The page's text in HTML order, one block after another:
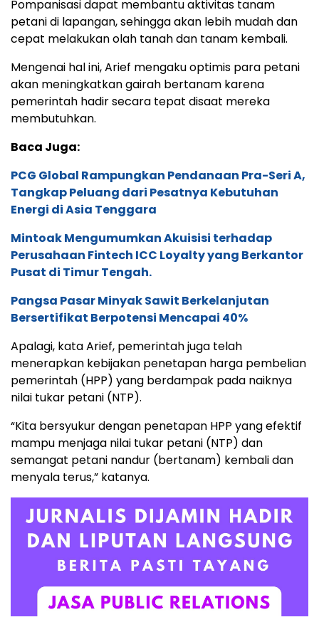
Pompanisasi dapat membantu aktivitas tanam
petani di lapangan, sehingga akan lebih mudah dan
cepat melakukan olah tanah dan tanam kembali.
Mengenai hal ini, Arief mengaku optimis para petani
akan meningkatkan gairah bertanam karena
pemerintah hadir secara tepat disaat mereka
membutuhkan.
Baca Juga:
PCG Global Rampungkan Pendanaan Pra-Seri A,
Tangkap Peluang dari Pesatnya Kebutuhan
Energi di Asia Tenggara
Mintoak Mengumumkan Akuisisi terhadap
Perusahaan Fintech ICC Loyalty yang Berkantor
Pusat di Timur Tengah.
Pangsa Pasar Minyak Sawit Berkelanjutan
Bersertifikat Berpotensi Mencapai 40%
Apalagi, kata Arief, pemerintah juga telah
menerapkan kebijakan penetapan harga pembelian
pemerintah (HPP) yang berdampak pada naiknya
nilai tukar petani (NTP).
“Kita bersyukur dengan penetapan HPP yang efektif
mampu menjaga nilai tukar petani (NTP) dan
semangat petani nandur (bertanam) kembali dan
menyala terus,” katanya.